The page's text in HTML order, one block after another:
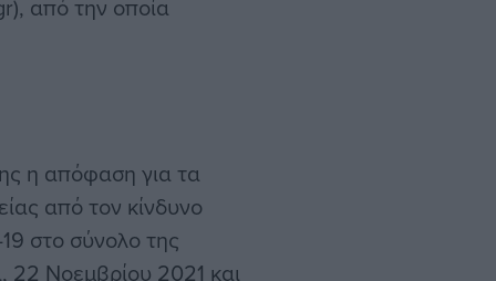
από την οποία
η απόφαση για τα
από τον κίνδυνο
στο σύνολο της
22 Νοεμβρίου 2021 και